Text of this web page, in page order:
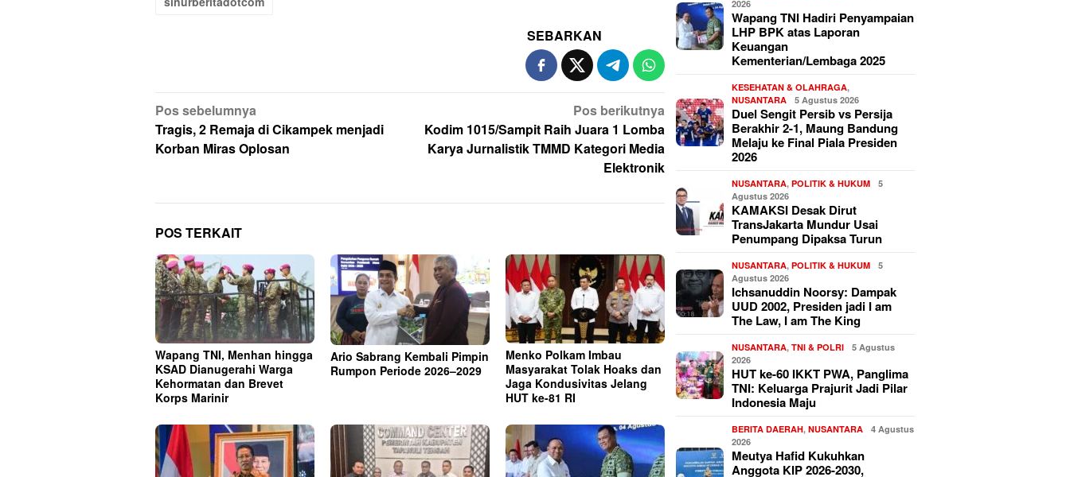
SEBARKAN
Navigasi
pos
Pos sebelumnya
Tragis, 2 Remaja di Cikampek menjadi
Korban Miras Oplosan
Pos berikutnya
Kodim 1015/Sampit Raih Juara 1 Lomba
Karya Jurnalistik TMMD Kategori Media
Elektronik
POS TERKAIT
Wapang TNI, Menhan hingga
KSAD Dianugerahi Warga
Kehormatan dan Brevet
Korps Marinir
Ario Sabrang Kembali Pimpin
Rumpon Periode 2026–2029
Menko Polkam Imbau
Masyarakat Tolak Hoaks dan
Jaga Kondusivitas Jelang
HUT ke-81 RI
2026
Wapang TNI Hadiri Penyampaian
LHP BPK atas Laporan
Keuangan
Kementerian/Lembaga 2025
KESEHATAN & OLAHRAGA,
NUSANTARA
5 Agustus 2026
Duel Sengit Persib vs Persija
Berakhir 2-1, Maung Bandung
Melaju ke Final Piala Presiden
2026
NUSANTARA,POLITIK & HUKUM
5
Agustus 2026
KAMAKSI Desak Dirut
TransJakarta Mundur Usai
Penumpang Dipaksa Turun
NUSANTARA,POLITIK & HUKUM
5
Agustus 2026
Ichsanuddin Noorsy: Dampak
UUD 2002, Presiden jadi I am
The Law, I am The King
NUSANTARA,TNI & POLRI
5 Agustus
2026
HUT ke-60 IKKT PWA, Panglima
TNI: Keluarga Prajurit Jadi Pilar
Indonesia Maju
BERITA DAERAH,NUSANTARA
4 Agustus
2026
Meutya Hafid Kukuhkan
Anggota KIP 2026-2030,